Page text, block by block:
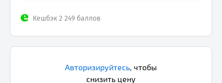
Кешбэк 2 249 баллов
Авторизируйтесь, чтобы
снизить цену